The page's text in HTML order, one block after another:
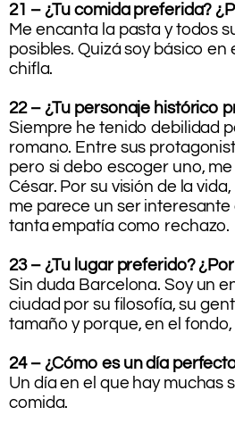
21 – ¿Tu comida preferida?
Me encanta la pasta y todos
posibles. Quizá soy básico en
chifla.
22 – ¿Tu personaje histórico
Siempre he tenido debilidad
romano. Entre sus
pero si debo escoger uno,
César. Por su visión de la
me parece un ser
tanta empatía como rechazo.
23 – ¿Tu lugar preferido?
Sin duda Barcelona. Soy un
ciudad por su filosofía, su
tamaño y porque, en el fondo,
24 – ¿Cómo es un día
Un día en el que hay muchas
comida.